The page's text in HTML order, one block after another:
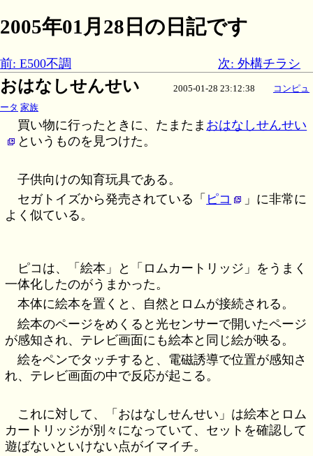
2005年01月28日の日記です
前: E500不調 次: 外構チラシ
おはなしせんせい 2005-01-28 23:12:38
コンピュ
ータ 家族
買い物に行ったときに、たまたま おはなしせんせい
というものを見つけた。
子供向けの知育玩具である。
セガトイズから発売されている「 ピコ
」に非常に
よく似ている。
ピコは、「絵本」と「ロムカートリッジ」をうまく
一体化したのがうまかった。
本体に絵本を置くと、自然とロムが接続される。
絵本のページをめくると光センサーで開いたページ
が感知され、テレビ画面にも絵本と同じ絵が映る。
絵をペンでタッチすると、電磁誘導で位置が感知さ
れ、テレビ画面の中で反応が起こる。
これに対して、「おはなしせんせい」は絵本とロム
カートリッジが別々になっていて、セットを確認して
遊ばないといけない点がイマイチ。